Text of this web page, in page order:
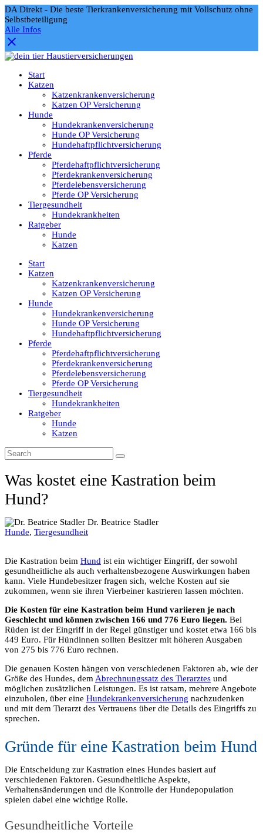
DA Direkt - Die beste Tierkrankenversicherung mit Vollschutz ohne
Selbstbeteiligung
Alle Infos
Start
Katzen
Katzenkrankenversicherung
Katzen OP Versicherung
Hunde
Hundekrankenversicherung
Hunde OP Versicherung
Hundehaftpflichtversicherung
Pferde
Pferdehaftpflichtversicherung
Pferdekrankenversicherung
Pferdelebensversicherung
Pferde OP Versicherung
Tiergesundheit
Hundekrankheiten
Ratgeber
Hunde
Katzen
Start
Katzen
Katzenkrankenversicherung
Katzen OP Versicherung
Hunde
Hundekrankenversicherung
Hunde OP Versicherung
Hundehaftpflichtversicherung
Pferde
Pferdehaftpflichtversicherung
Pferdekrankenversicherung
Pferdelebensversicherung
Pferde OP Versicherung
Tiergesundheit
Hundekrankheiten
Ratgeber
Hunde
Katzen
Was kostet eine Kastration beim
Hund?
Dr. Beatrice Stadler
Hunde, Tiergesundheit
Die Kastration beim Hund ist ein wichtiger Eingriff, der sowohl
gesundheitliche als auch verhaltensbezogene Auswirkungen haben
kann. Viele Hundebesitzer fragen sich, welche Kosten auf sie
zukommen, wenn sie ihren Vierbeiner kastrieren lassen möchten.
Die Kosten für eine Kastration beim Hund variieren je nach
Geschlecht und können zwischen 166 und 776 Euro liegen. Bei
Rüden ist der Eingriff in der Regel günstiger und kostet etwa 166 bis
449 Euro. Für Hündinnen sollten Besitzer mit höheren Ausgaben
von 275 bis 776 Euro rechnen.
Die genauen Kosten hängen von verschiedenen Faktoren ab, wie der
Größe des Hundes, dem Abrechnungssatz des Tierarztes und
möglichen zusätzlichen Leistungen. Es ist ratsam, mehrere Angebote
einzuholen, über eine Hundekrankenversicherung nachzudenken
und mit dem Tierarzt des Vertrauens über die Details des Eingriffs zu
sprechen.
Gründe für eine Kastration beim Hund
Die Entscheidung zur Kastration eines Hundes basiert auf
verschiedenen Faktoren. Gesundheitliche Aspekte,
Verhaltensänderungen und die Kontrolle der Hundepopulation
spielen dabei eine wichtige Rolle.
Gesundheitliche Vorteile